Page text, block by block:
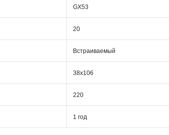
GX53
20
Встраиваемый
38x106
220
1 год